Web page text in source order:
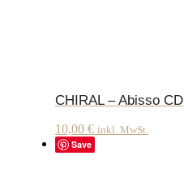
CHIRAL – Abisso CD
10,00 € inkl. MwSt.
Save